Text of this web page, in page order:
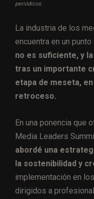
periódicos.
La industria de los
encuentra en un
no es suficiente, y
tras un importante
etapa de meseta,
retroceso.
En una ponencia que
Media Leaders
abordé una
la sostenibilidad y
implementación en
dirigidos a